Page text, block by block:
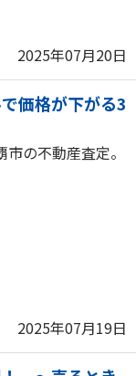
2025年07月20日
価格が下がる3
の不動産査定。
2025年07月19日